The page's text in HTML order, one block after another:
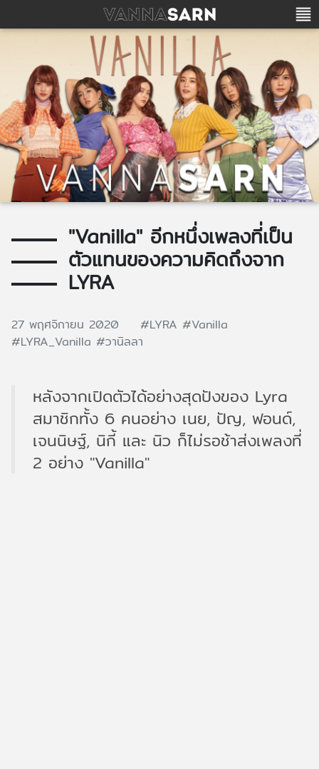
"Vanilla" อีกหนึ่งเพลงที่เป็น
ตัวแทนของความคิดถึงจาก
LYRA
27 พฤศจิกายน 2020 #LYRA #Vanilla
#LYRA_Vanilla #วานิลลา
หลังจากเปิดตัวได้อย่างสุดปังของ Lyra
สมาชิกทั้ง 6 คนอย่าง เนย, ปัญ, ฟอนด์,
เจนนิษฐ์, นิกี้ และ นิว ก็ไม่รอช้าส่งเพลงที่
2 อย่าง "Vanilla"